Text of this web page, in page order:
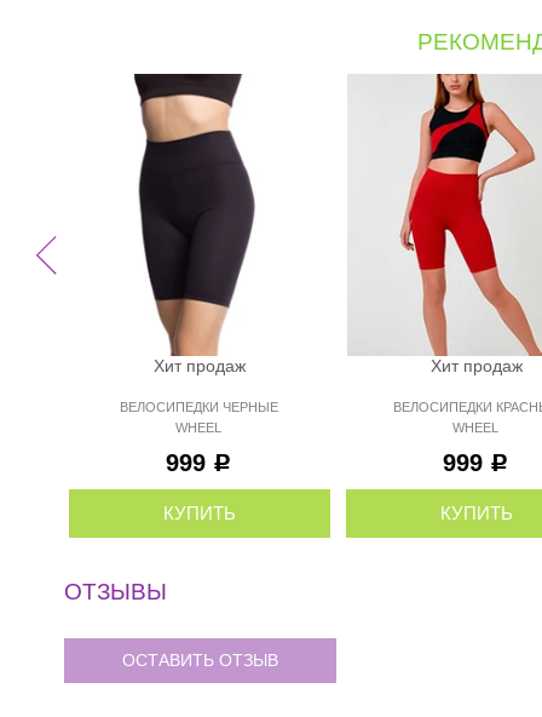
Хит продаж
ВЕЛОСИПЕДКИ ЧЕРНЫЕ
WHEEL
999 Р
КУПИТЬ
Хит продаж
ВЕЛОСИПЕДКИ
WHEEL
999 Р
КУПИТЬ
ОТЗЫВЫ
ОСТАВИТЬ ОТЗЫВ